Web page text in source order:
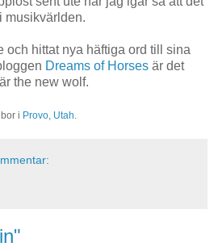
musikvärlden.
och hittat nya häftiga ord till sina
Dreams of Horses är det
the new wolf.
i Provo, Utah